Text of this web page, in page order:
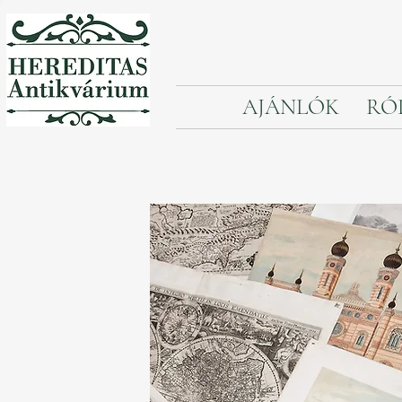
AJÁNLÓK